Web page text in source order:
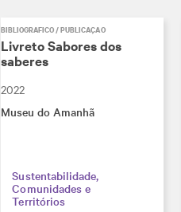
BIBLIOGRÁFICO / PUBLICAÇÃO
Livreto Sabores dos
saberes
2022
Museu do Amanhã
Sustentabilidade
Comunidades e
Territórios